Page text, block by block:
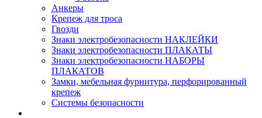
Анкеры
Крепеж для троса
Гвозди
Знаки электробезопасности НАКЛЕЙКИ
Знаки электробезопасности ПЛАКАТЫ
Знаки электробезопасности НАБОРЫ
ПЛАКАТОВ
Замки, мебельная фурнитура, перфорированный
крепеж
Системы безопасности